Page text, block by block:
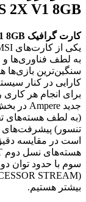
2X V1 8GB
کارت گرافیک MSI GeForce RTX 3060 Ti VENTUS 2X V1 8GB
یکی از کارت‌های
به لطف فناوری‌ها و
سنگین‌ترین بازی‌ها
کارایی در کنار
برای انجام هر کاری
جدید Ampere در
(به لطف هسته‌های
تنسور) پیشرفت‌های
است در مقایسه
هسته‌های نسل دوم
سوم با حدود توان دو
(
STREAM
بیشتر هستیم.